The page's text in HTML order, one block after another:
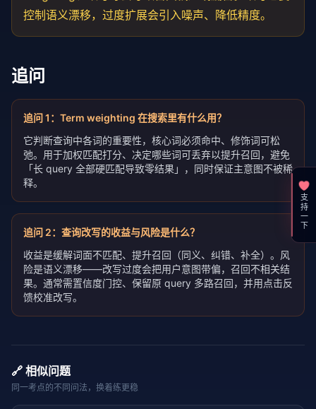
控制语义漂移，过度扩展会引入噪声、降低精度。
追问
追问1 ： Term weighting 在搜索里有什么用？
它判断查询中各词的重要性，核心词必须命中、修饰词可松
弛。用于加权匹配打分、决定哪些词可丢弃以提升召回，避免
「长 query 全部硬匹配导致零结果」，同时保证主意图不被稀
释。
追问 2： 查询改写的收益与风险是什么？
收益是缓解词面不匹配、提升召回（同义、纠错、补全）。风
险是语义漂移——改写过度会把用户意图带偏，召回不相关结
果。通常需置信度门控、保留原 query 多路召回，并用点击反
馈校准改写。
🔗 相似问题
同一考点的不同问法，换着练更稳
支持一下